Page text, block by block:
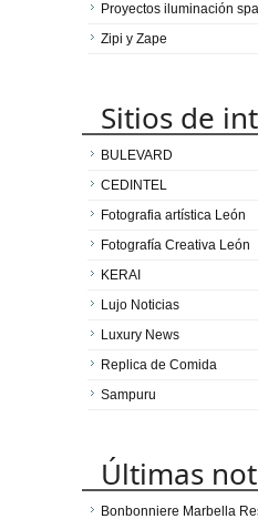
Proyectos iluminación
Zipi y Zape
Sitios de
BULEVARD
CEDINTEL
Fotografia artística León
Fotografía Creativa León
KERAI
Lujo Noticias
Luxury News
Replica de Comida
Sampuru
Últimas
Bonbonniere Marbella